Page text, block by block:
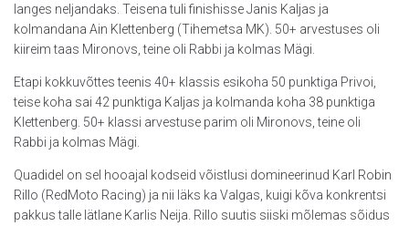
langes neljandaks. Teisena tuli finishisse Janis Kaljas ja
kolmandana Ain Klettenberg (Tihemetsa MK). 50+ arvestuses oli
kiireim taas Mironovs, teine oli Rabbi ja kolmas Mägi.
Etapi kokkuvõttes teenis 40+ klassis esikoha 50 punktiga Privoi,
teise koha sai 42 punktiga Kaljas ja kolmanda koha 38 punktiga
Klettenberg. 50+ klassi arvestuse parim oli Mironovs, teine oli
Rabbi ja kolmas Mägi.
Quadidel on sel hooajal kodseid võistlusi domineerinud Karl Robin
Rillo (RedMoto Racing) ja nii läks ka Valgas, kuigi kõva konkrentsi
pakkus talle lätlane Karlis Neija. Rillo suutis siiski mõlemas sõidus